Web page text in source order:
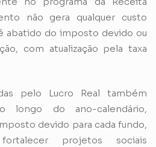
não gera qualquer custo
abatido do imposto devido ou
com atualização pela taxa
pelo Lucro Real também
longo do ano-calendário,
devido para cada fundo,
projetos sociais